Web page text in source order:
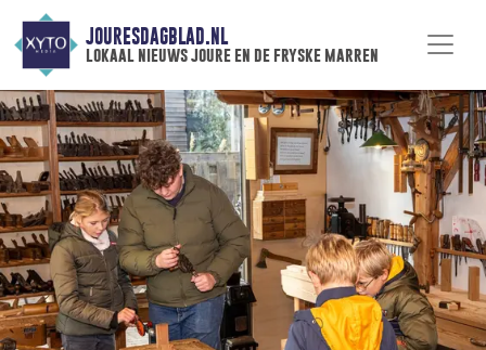
JOURESDAGBLAD.NL
lokaal nieuws joure en de fryske marren